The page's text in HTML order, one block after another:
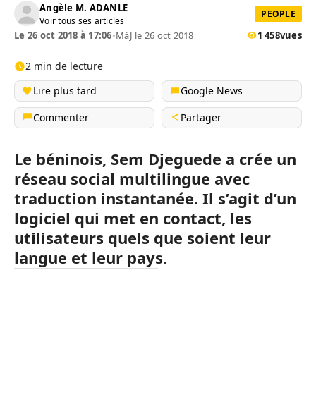
Angèle M. ADANLE
Voir tous ses articles
PEOPLE
Le 26 oct 2018 à 17:06•MàJ le 26 oct 2018 1 458vues
2 min de lecture
Lire plus tard
Google News
Commenter
Partager
Le béninois, Sem Djeguede a crée un
réseau social multilingue avec
traduction instantanée. Il s’agit d’un
logiciel qui met en contact, les
utilisateurs quels que soient leur
langue et leur pays.